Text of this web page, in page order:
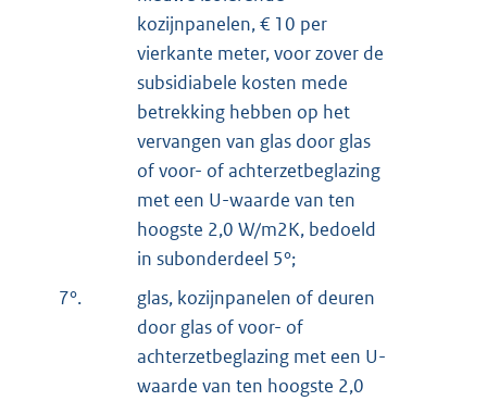
kozijnpanelen, € 10 per
vierkante meter, voor zover de
subsidiabele kosten mede
betrekking hebben op het
vervangen van glas door glas
of voor- of achterzetbeglazing
met een U-waarde van ten
hoogste 2,0 W/m2K, bedoeld
in subonderdeel 5°;
7°.
glas, kozijnpanelen of deuren
door glas of voor- of
achterzetbeglazing met een U-
waarde van ten hoogste 2,0